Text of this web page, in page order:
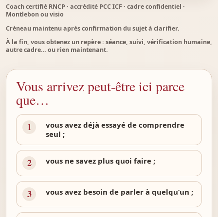
Coach certifié RNCP · accrédité PCC ICF · cadre confidentiel ·
Montlebon ou visio
Créneau maintenu après confirmation du sujet à clarifier.
À la fin, vous obtenez un repère : séance, suivi, vérification humaine,
autre cadre… ou rien maintenant.
Vous arrivez peut-être ici parce
que…
1
vous avez déjà essayé de comprendre
seul ;
2 vous ne savez plus quoi faire ;
3 vous avez besoin de parler à quelqu’un ;